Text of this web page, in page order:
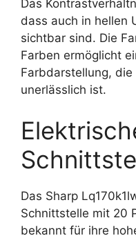
Das
dass auch in hellen
sichtbar sind. Die
Farben ermöglicht
Farbdarstellung,
unerlässlich ist.
Das Sharp
Schnittstelle mit 20
bekannt für ihre